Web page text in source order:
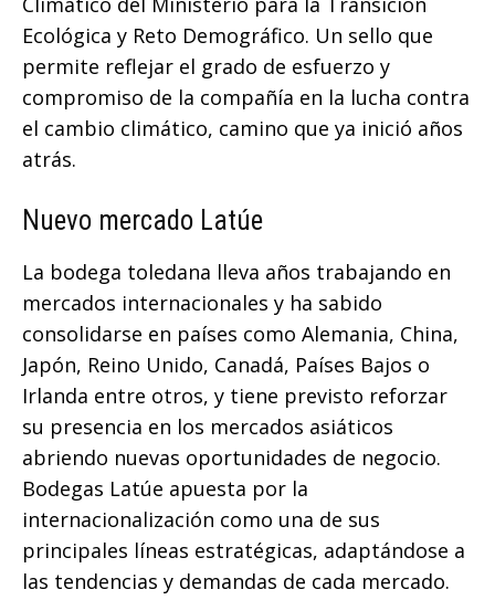
Ecológica y Reto Demográfico. Un sello que
permite reflejar el grado de esfuerzo y
compromiso de la compañía en la lucha contra
el cambio climático, camino que ya inició años
atrás.
Nuevo mercado Latúe
La bodega toledana lleva años trabajando en
mercados internacionales y ha sabido
consolidarse en países como Alemania, China,
Japón, Reino Unido, Canadá, Países Bajos o
Irlanda entre otros, y tiene previsto reforzar
su presencia en los mercados asiáticos
abriendo nuevas oportunidades de negocio.
Bodegas Latúe apuesta por la
internacionalización como una de sus
principales líneas estratégicas, adaptándose a
las tendencias y demandas de cada mercado.